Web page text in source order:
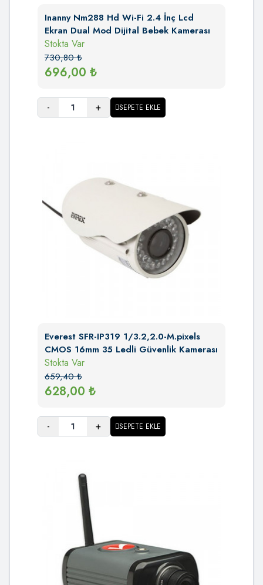
Inanny Nm288 Hd Wi-Fi 2.4 İnç Lcd
Ekran Dual Mod Dijital Bebek Kamerası
Stokta Var
730,80₺
696,00 ₺
- + SEPETE EKLE
Everest SFR-IP319 1/3.2,2.0-M.pixels
CMOS 16mm 35 Ledli Güvenlik Kamerası
Stokta Var
659,40₺
628,00 ₺
- + SEPETE EKLE